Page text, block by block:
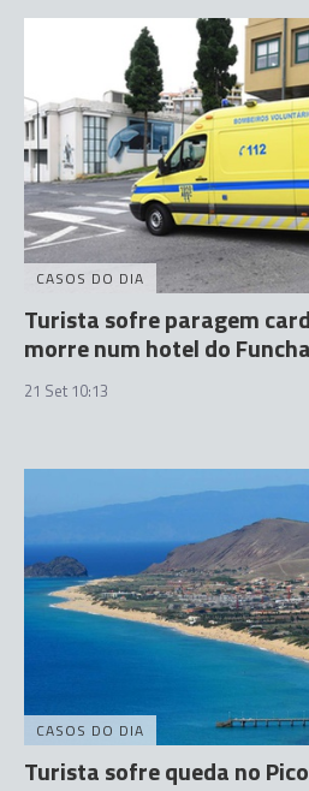
CASOS DO DIA
Turista sofre paragem
morre num hotel do
21 Set 10:13
CASOS DO DIA
Turista sofre queda no